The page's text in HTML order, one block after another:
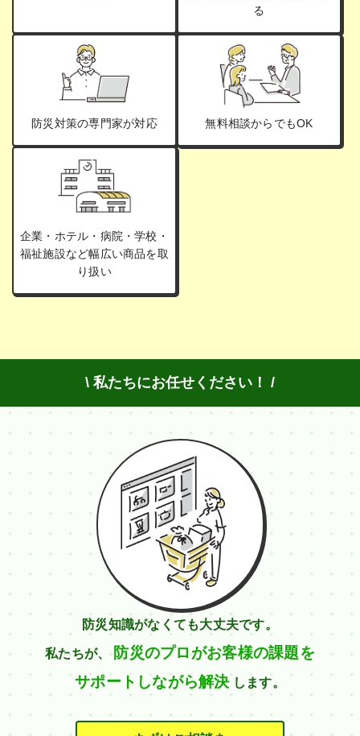
る
防災対策の専門家が対応 無料相談からでもOK
企業・ホテル・病院・学校・
福祉施設など幅広い商品を取
り扱い
\ 私たちにお任せください！ /
防災知識がなくても大丈夫です。
私たちが、 防災のプロがお客様の課題を
サポートしながら解決 します。